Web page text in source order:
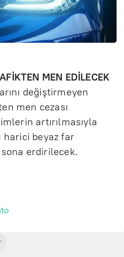
MEN EDİLECEK
değiştirmeyen
men cezası
artırılmasıyla
harici beyaz far
erdirilecek.